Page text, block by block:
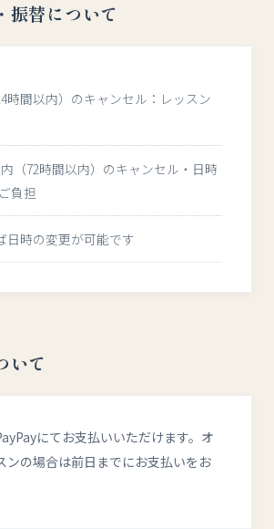
振替について
時間以内）のキャンセル：レッスン
（72時間以内）のキャンセル・日時
負担
日時の変更が可能です
いて
にてお支払いいただけます。オ
ンの場合は前日までにお支払いをお